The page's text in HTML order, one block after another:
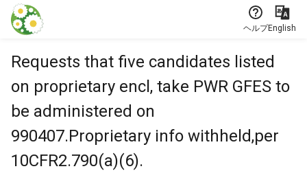
本文に飛ぶ
ヘルプEnglish
Requests that five candidates listed
on proprietary encl, take PWR GFES to
be administered on
990407.Proprietary info withheld,per
10CFR2.790(a)(6).